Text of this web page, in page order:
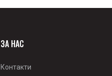
ЗА НАС
Контакти